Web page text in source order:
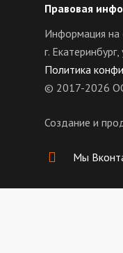
Правовая
Информация на
г.
Политика
© 2017-2026
Создание и
Мы